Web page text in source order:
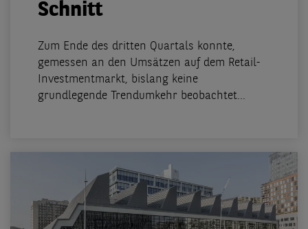
Schnitt
Zum Ende des dritten Quartals konnte,
gemessen an den Umsätzen auf dem Retail-
Investmentmarkt, bislang keine
grundlegende Trendumkehr beobachtet...